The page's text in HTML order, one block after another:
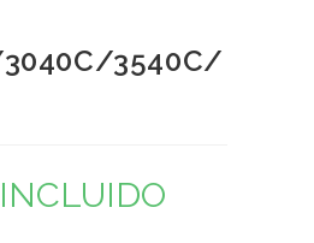
3540C/